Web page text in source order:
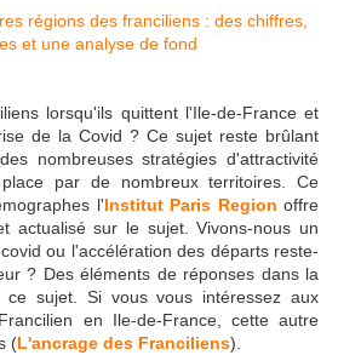
lorsqu'ils quittent l'Ile-de-France et
de la Covid ? Ce sujet reste brûlant
nombreuses stratégies d'attractivité
par de nombreux territoires. Ce
l'Institut Paris Regionoffre
actualisé sur le sujet. Vivons-nous un
ou l'accélération des départs reste-
? Des éléments de réponses dans la
sujet. Si vous vous intéressez aux
en Ile-de-France, cette autre
(L'ancrage des Franciliens).